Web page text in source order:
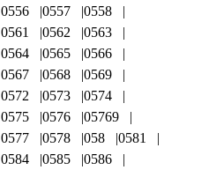
0556
0557
0558
0561
0562
0563
0564
0565
0566
0567
0568
0569
0572
0573
0574
0575
0576
05769
0577
0578 058
0581
0584
0585
0586